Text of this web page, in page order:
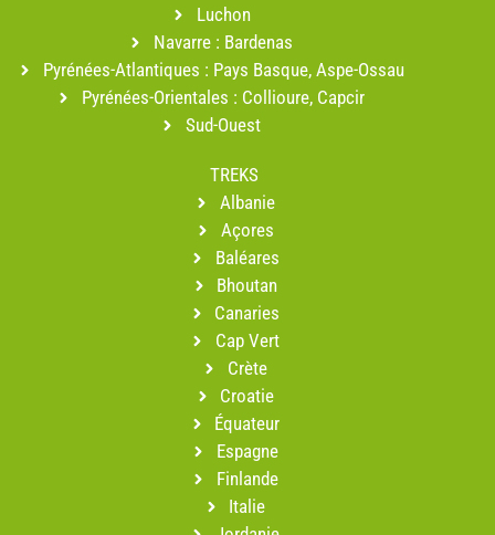
Luchon
Navarre : Bardenas
Pyrénées-Atlantiques : Pays Basque, Aspe-Ossau
Pyrénées-Orientales : Collioure, Capcir
Sud-Ouest
TREKS
Albanie
Açores
Baléares
Bhoutan
Canaries
Cap Vert
Crète
Croatie
Équateur
Espagne
Finlande
Italie